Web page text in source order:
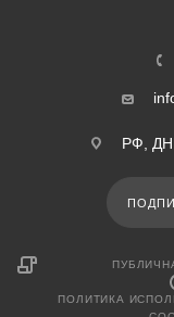
РФ,
ПОЛИТИКА